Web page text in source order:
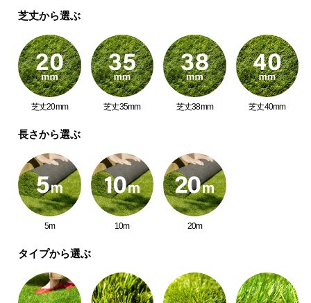
型
商
品
の
配
送
つ
て
小
型
の
配
送
芝丈から選ぶ
芝丈20mm 芝丈35mm 芝丈38mm 芝丈40mm
長さから選ぶ
5m 10m 20m
タイプから選ぶ